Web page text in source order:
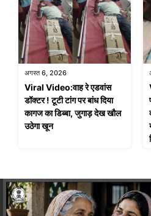
अगस्त 6, 2026
Viral Video:वाह रे एडवांस
डॉक्टर ! टूटी टांग पर बांध दिया
कागज का डिब्बा, जुगाड़ देख खौल
उठेगा खून